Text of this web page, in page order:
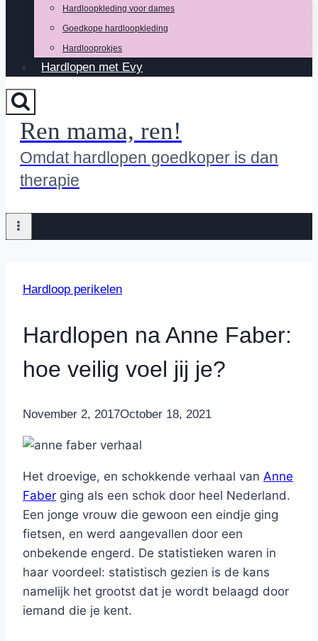
Hardloopkleding voor dames
Goedkope hardloopkleding
Hardlooprokjes
Hardlopen met Evy
Ren mama, ren!
Omdat hardlopen goedkoper is dan
therapie
Hardloop perikelen
Hardlopen na Anne Faber:
hoe veilig voel jij je?
ByNicole
November 2, 2017October 18, 2021
Het droevige, en schokkende verhaal van Anne
Faber ging als een schok door heel Nederland.
Een jonge vrouw die gewoon een eindje ging
fietsen, en werd aangevallen door een
onbekende engerd. De statistieken waren in
haar voordeel: statistisch gezien is de kans
namelijk het grootst dat je wordt belaagd door
iemand die je kent.